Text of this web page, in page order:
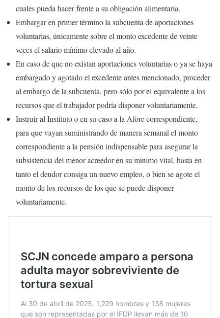
cuales pueda hacer frente a su obligación alimentaria.
Embargar en primer término la subcuenta de aportaciones
voluntarias, únicamente sobre el monto excedente de veinte
veces el salario mínimo elevado al año.
En caso de que no existan aportaciones voluntarias o ya se haya
embargado y agotado el excedente antes mencionado, proceder
al embargo de la subcuenta, pero sólo por el equivalente a los
recursos que el trabajador podría disponer voluntariamente.
Instruir al Instituto o en su caso a la Afore correspondiente,
para que vayan suministrando de manera semanal el monto
correspondiente a la pensión indispensable para asegurar la
subsistencia del menor acreedor en su mínimo vital, hasta en
tanto el deudor consiga un nuevo empleo, o bien se agote el
monto de los recursos de los que se puede disponer
voluntariamente.